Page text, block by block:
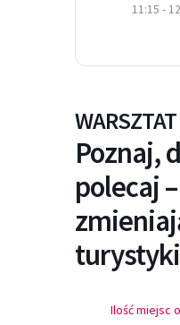
11:15 -
WARSZTAT
Poznaj,
polecaj
turystyki
Ilość miejsc